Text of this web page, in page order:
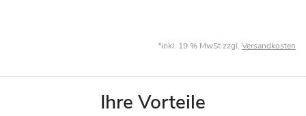
*inkl. 19 % MwSt zzgl. Versandkosten
Ihre Vorteile